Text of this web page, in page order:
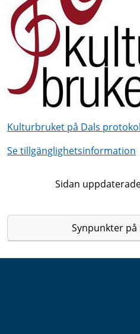
Kulturbruket på Dals
Se tillgänglighetsinformation
Sidan
Synpunkter